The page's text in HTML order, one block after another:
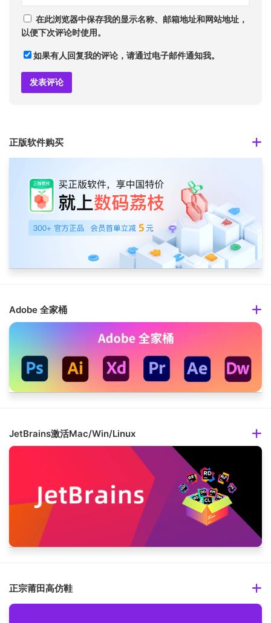
在此浏览器中保存我的显示名称、邮箱地址和网站地址，
以便下次评论时使用。
如果有人回复我的评论，请通过电子邮件通知我。
正版软件购买
Adobe 全家桶
JetBrains激活Mac/Win/Linux
正宗莆田高仿鞋